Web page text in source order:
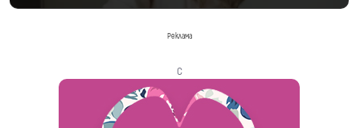
Реклама
с